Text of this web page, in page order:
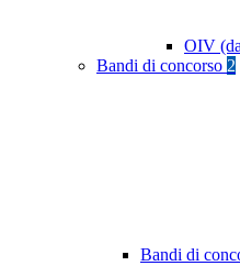
OIV
Bandi di concorso 2
Bandi di